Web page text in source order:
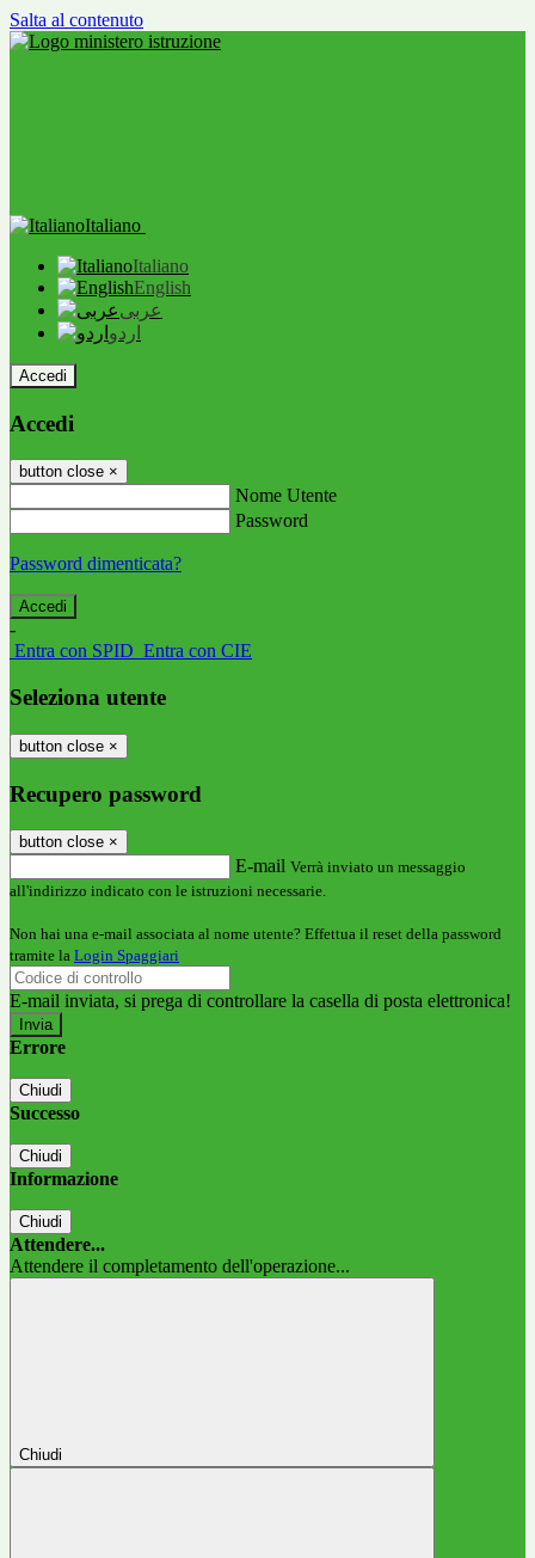
Salta al contenuto
Italiano
Italiano
English
عربى
اردو
Accedi
Accedi
button close ×
Nome Utente
Password
Password dimenticata?
-
Entra con SPID Entra con CIE
Seleziona utente
button close ×
Recupero password
button close ×
E-mail Verrà inviato un messaggio
all'indirizzo indicato con le istruzioni necessarie.
Non hai una e-mail associata al nome utente? Effettua il reset della password
tramite la Login Spaggiari
E-mail inviata, si prega di controllare la casella di posta elettronica!
Errore
Chiudi
Successo
Chiudi
Informazione
Chiudi
Attendere...
Attendere il completamento dell'operazione...
Chiudi